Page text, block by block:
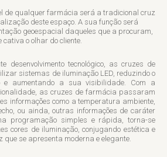
de qualquer farmácia será a tradicional cruz
deste espaço. A sua função será
geoespacial daqueles que a procuram,
o olhar do cliente.
desenvolvimento tecnológico, as cruzes de
sistemas de iluminação LED, reduzindo o
e aumentando a sua visibilidade. Com a
as cruzes de farmácia passaram
informações como a temperatura ambiente,
ou ainda, outras informações de caráter
programação simples e rápida, torna-se
cores de iluminação, conjugando estética e
se apresenta moderna e elegante.